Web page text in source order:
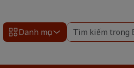
Danh mục